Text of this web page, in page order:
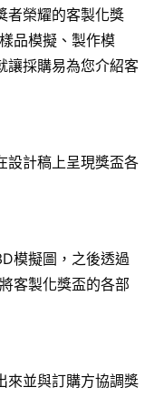
者榮耀的客製化獎
品模擬、製作模
讓採購易為您介紹客
設計稿上呈現獎盃各
模擬圖，之後透過
客製化獎盃的各部
來並與訂購方協調獎